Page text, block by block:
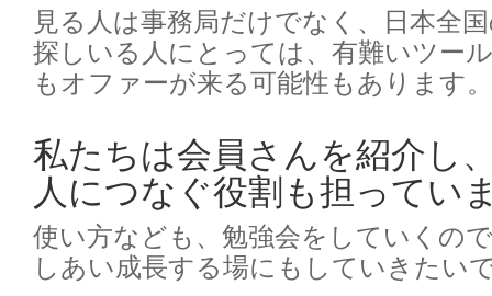
見る人は事務局だけでなく、日本全
探しいる人にとっては、有難いツー
もオファーが来る可能性もあります。
私たちは会員さんを紹介し
人につなぐ役割も担ってい
使い方なども、勉強会をしていくの
しあい成長する場にもしていきたい